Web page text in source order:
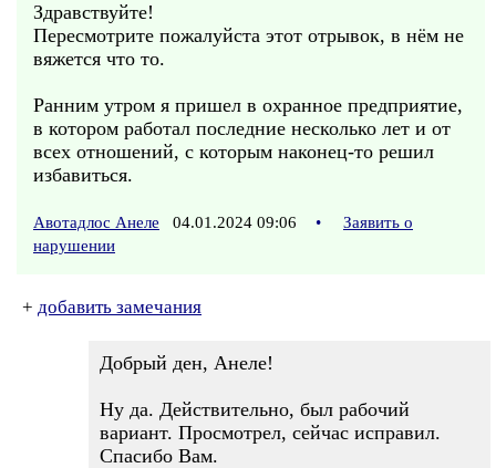
Здравствуйте!
Пересмотрите пожалуйста этот отрывок, в нём не
вяжется что то.
Ранним утром я пришел в охранное предприятие,
в котором работал последние несколько лет и от
всех отношений, с которым наконец-то решил
избавиться.
Авотадлос Анеле 04.01.2024 09:06 •
Заявить о
нарушении
+ добавить замечания
Добрый ден, Анеле!
Ну да. Действительно, был рабочий
вариант. Просмотрел, сейчас исправил.
Спасибо Вам.